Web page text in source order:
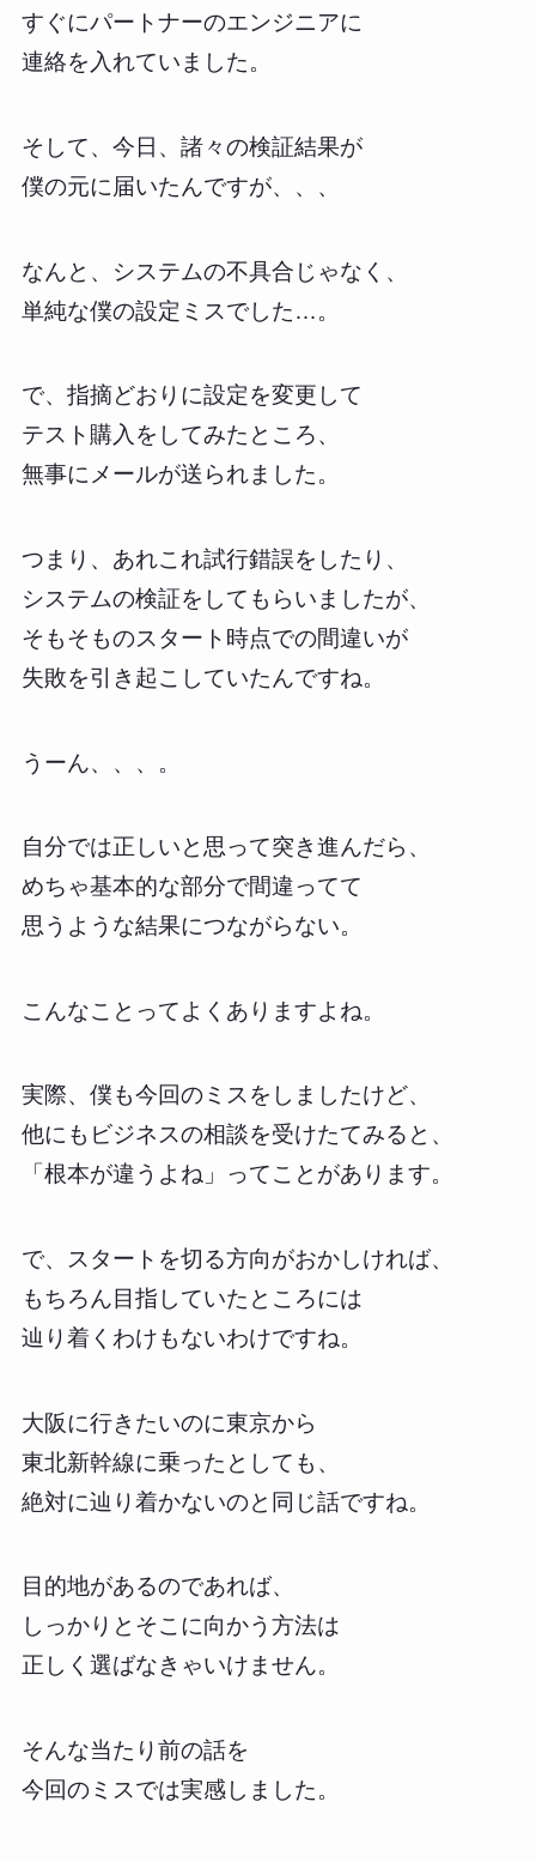
すぐにパートナーのエンジニアに
連絡を入れていました。
そして、今日、諸々の検証結果が
僕の元に届いたんですが、、、
なんと、システムの不具合じゃなく、
単純な僕の設定ミスでした…。
で、指摘どおりに設定を変更して
テスト購入をしてみたところ、
無事にメールが送られました。
つまり、あれこれ試行錯誤をしたり、
システムの検証をしてもらいましたが、
そもそものスタート時点での間違いが
失敗を引き起こしていたんですね。
うーん、、、。
自分では正しいと思って突き進んだら、
めちゃ基本的な部分で間違ってて
思うような結果につながらない。
こんなことってよくありますよね。
実際、僕も今回のミスをしましたけど、
他にもビジネスの相談を受けたてみると、
「根本が違うよね」ってことがあります。
で、スタートを切る方向がおかしければ、
もちろん目指していたところには
辿り着くわけもないわけですね。
大阪に行きたいのに東京から
東北新幹線に乗ったとしても、
絶対に辿り着かないのと同じ話ですね。
目的地があるのであれば、
しっかりとそこに向かう方法は
正しく選ばなきゃいけません。
そんな当たり前の話を
今回のミスでは実感しました。